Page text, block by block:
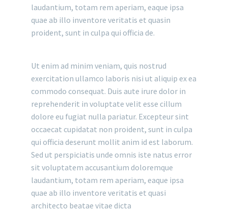
laudantium, totam rem aperiam, eaque ipsa
quae ab illo inventore veritatis et quasin
proident, sunt in culpa qui officia de.
Ut enim ad minim veniam, quis nostrud
exercitation ullamco laboris nisi ut aliquip ex ea
commodo consequat. Duis aute irure dolor in
reprehenderit in voluptate velit esse cillum
dolore eu fugiat nulla pariatur. Excepteur sint
occaecat cupidatat non proident, sunt in culpa
qui officia deserunt mollit anim id est laborum.
Sed ut perspiciatis unde omnis iste natus error
sit voluptatem accusantium doloremque
laudantium, totam rem aperiam, eaque ipsa
quae ab illo inventore veritatis et quasi
architecto beatae vitae dicta